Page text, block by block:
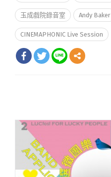
玉成戲院錄音室 Andy Baker
CINEMAPHONIC Live Session